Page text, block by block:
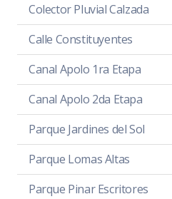
Colector Pluvial Calzada
Calle Constituyentes
Canal Apolo 1ra Etapa
Canal Apolo 2da Etapa
Parque Jardines del Sol
Parque Lomas Altas
Parque Pinar Escritores